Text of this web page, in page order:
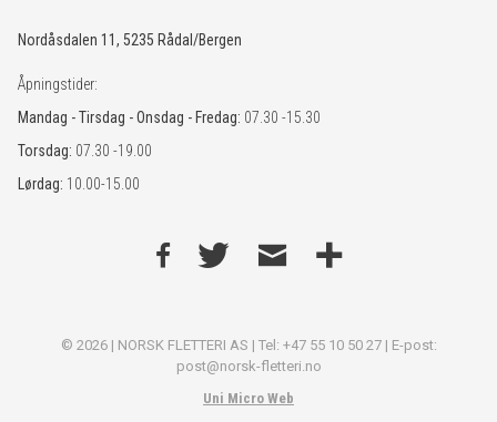
Nordåsdalen 11, 5235 Rådal/Bergen
Åpningstider:
Mandag - Tirsdag - Onsdag - Fredag: 07.30 -15.30
Torsdag: 07.30 -19.00
Lørdag: 10.00-15.00
© 2026 | NORSK FLETTERI AS | Tel: +47 55 10 50 27 | E-post:
post@norsk-fletteri.no
Uni Micro Web